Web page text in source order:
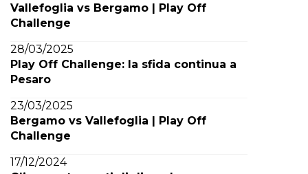
Vallefoglia vs Bergamo | Play Off
Challenge
28/03/2025
Play Off Challenge: la sfida continua a
Pesaro
23/03/2025
Bergamo vs Vallefoglia | Play Off
Challenge
17/12/2024